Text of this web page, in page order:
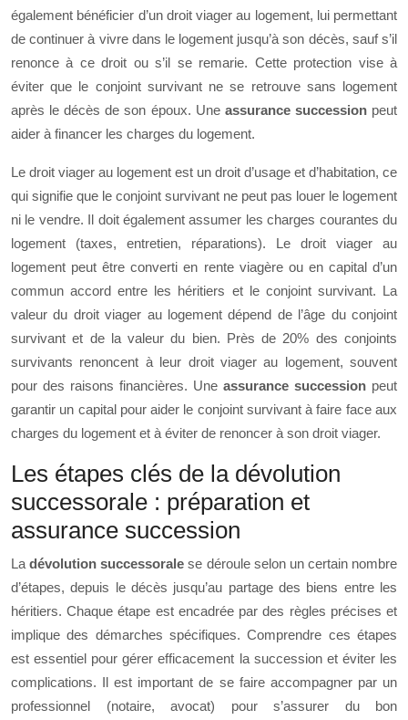
également bénéficier d’un droit viager au logement, lui permettant
de continuer à vivre dans le logement jusqu’à son décès, sauf s’il
renonce à ce droit ou s’il se remarie. Cette protection vise à
éviter que le conjoint survivant ne se retrouve sans logement
après le décès de son époux. Une assurance succession peut
aider à financer les charges du logement.
Le droit viager au logement est un droit d’usage et d’habitation, ce
qui signifie que le conjoint survivant ne peut pas louer le logement
ni le vendre. Il doit également assumer les charges courantes du
logement (taxes, entretien, réparations). Le droit viager au
logement peut être converti en rente viagère ou en capital d’un
commun accord entre les héritiers et le conjoint survivant. La
valeur du droit viager au logement dépend de l’âge du conjoint
survivant et de la valeur du bien. Près de 20% des conjoints
survivants renoncent à leur droit viager au logement, souvent
pour des raisons financières. Une assurance succession peut
garantir un capital pour aider le conjoint survivant à faire face aux
charges du logement et à éviter de renoncer à son droit viager.
Les étapes clés de la dévolution
successorale : préparation et
assurance succession
Ladévolution successoralese déroule selon un certain nombre
d’étapes, depuis le décès jusqu’au partage des biens entre les
héritiers. Chaque étape est encadrée par des règles précises et
implique des démarches spécifiques. Comprendre ces étapes
est essentiel pour gérer efficacement la succession et éviter les
complications. Il est important de se faire accompagner par un
professionnel (notaire, avocat) pour s’assurer du bon